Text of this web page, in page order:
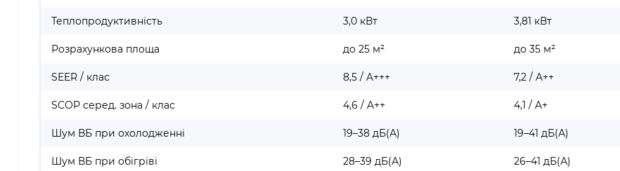
Теплопродуктивність 3,0 кВт 3,81 кВт
Розрахункова площа до 25 м² до 35 м²
SEER / клас 8,5 / A+++ 7,2 / A++
SCOP серед. зона / клас 4,6 / A++ 4,1 / A+
Шум ВБ при охолодженні 19–38 дБ(А) 19–41 дБ(А)
Шум ВБ при обігріві 28–39 дБ(А) 26–41 дБ(А)